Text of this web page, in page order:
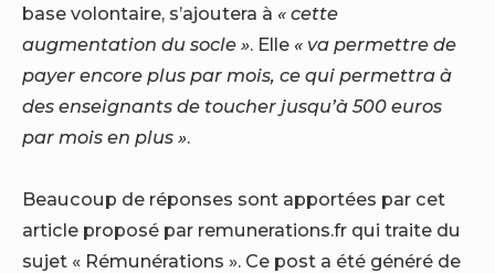
base volontaire, s’ajoutera à « cette
augmentation du socle ». Elle « va permettre de
payer encore plus par mois, ce qui permettra à
des enseignants de toucher jusqu’à 500 euros
par mois en plus ».
Beaucoup de réponses sont apportées par cet
article proposé par remunerations.fr qui traite du
sujet « Rémunérations ». Ce post a été généré de